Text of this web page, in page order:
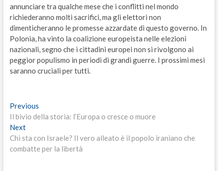
annunciare tra qualche mese che i conflitti nel mondo
richiederanno molti sacrifici, ma gli elettori non
dimenticheranno le promesse azzardate di questo governo. In
Polonia, ha vinto la coalizione europeista nelle elezioni
nazionali, segno che i cittadini europei non si rivolgono ai
peggior populismo in periodi di grandi guerre. I prossimi mesi
saranno cruciali per tutti.
Navigazione
articoli
PreviousPrevious
post:
Il bivio della storia: l’Europa o cresce o muore
NextNext
post:
Chi sta con Israele? Il vero alleato è il popolo iraniano che
combatte per la libertà